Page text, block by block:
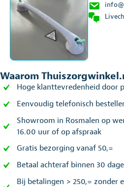
Waarom
Hoge klanttevredenheid door
Eenvoudig telefonisch
Showroom in Rosmalen op
16.00 uur of op afspraak
Gratis bezorging vanaf 50,=
Betaal achteraf binnen 30
Bij betalingen > 250,= zonder